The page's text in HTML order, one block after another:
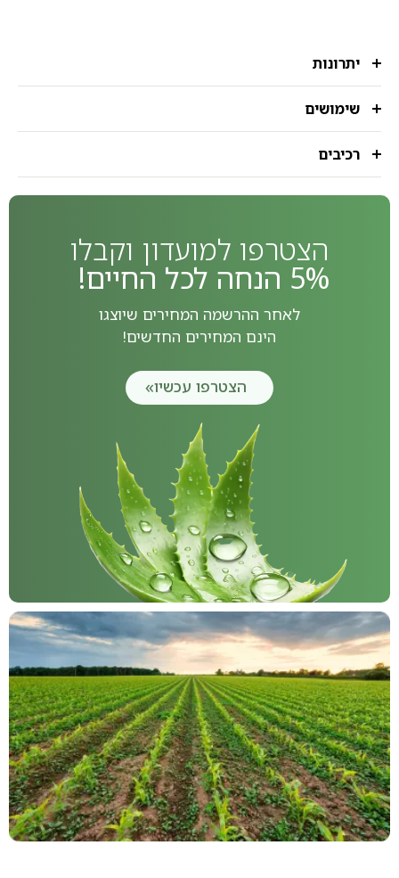
יתרונות
שימושים
רכיבים
הצטרפו למועדון וקבלו
5% הנחה לכל החיים!
לאחר ההרשמה המחירים שיוצגו
הינם המחירים החדשים!
הצטרפו עכשיו